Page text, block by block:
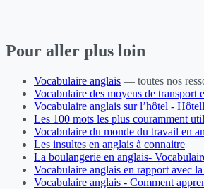
Pour aller plus loin
Vocabulaire anglais — toutes nos
Vocabulaire des moyens de transport
Vocabulaire anglais sur l’hôtel -
Les 100 mots les plus couramment
Vocabulaire du monde du travail en
Les insultes en anglais à connaitre
La boulangerie en anglais-
Vocabulaire anglais en rapport avec
Vocabulaire anglais - Comment